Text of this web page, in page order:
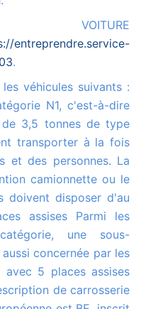
entreprendre.service-
.
N1, c'est-à-dire
3,5 tonnes de type
transporter à la fois
et des personnes. La
camionnette ou le
doivent disposer d'au
assises Parmi les
une sous-
concernée par les
5 places assises
de carrosserie